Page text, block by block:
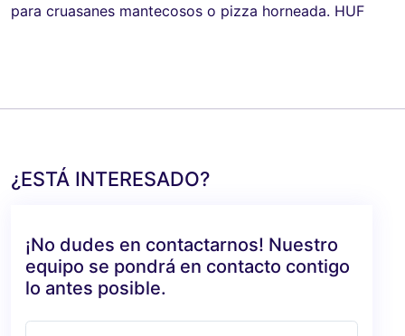
para cruasanes mantecosos o pizza horneada. HUF
¿ESTÁ INTERESADO?
¡No dudes en contactarnos! Nuestro
equipo se pondrá en contacto contigo
lo antes posible.